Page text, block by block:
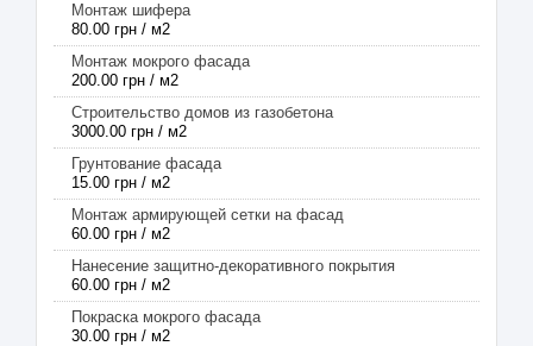
Монтаж шифера
80.00 грн / м2
Монтаж мокрого фасада
200.00 грн / м2
Строительство домов из газобетона
3000.00 грн / м2
Грунтование фасада
15.00 грн / м2
Монтаж армирующей сетки на фасад
60.00 грн / м2
Нанесение защитно-декоративного покрытия
60.00 грн / м2
Покраска мокрого фасада
30.00 грн / м2